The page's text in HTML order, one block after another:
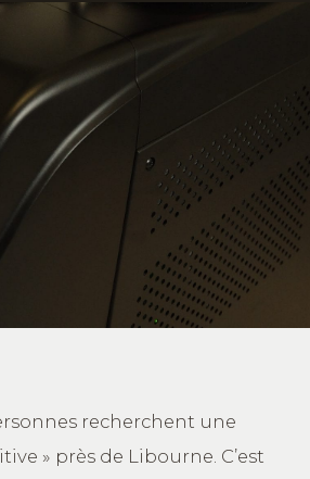
recherchent une
» près de Libourne. C’est